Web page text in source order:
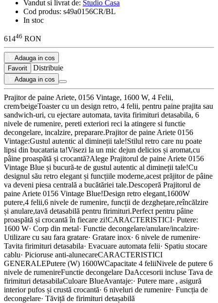
Vandut si livrat de: Studio Casa
Cod produs: s49a0156CR/BL
In stoc
61446 RON
Adauga in cos
Favorit
Distribuie
Adauga in cos
Prajitor de paine Ariete, 0156 Vintage, 1600 W, 4 Felii,
crem/beigeToaster cu un design retro, 4 felii, pentru paine prajita sau
sandwich-uri, cu ejectare automata, tavita firimituri detasabila, 6
nivele de rumenire, pereti exteriori reci la atingere si functie
decongelare, incalzire, preparare.Prajitor de paine Ariete 0156
Vintage:Gustul autentic al dimineții tale!Stilul retro care nu poate
lipsi din bucataria ta!Visezi la un mic dejun delicios și aromat,cu
pâine proaspătă și crocantă?Alege Prajitorul de paine Ariete 0156
Vintage Blue și bucură-te de gustul autentic al dimineții tale!Cu
designul său retro elegant și funcțiile moderne,acest prăjitor de pâine
va deveni piesa centrală a bucătăriei tale.Descoperă Prajitorul de
paine Ariete 0156 Vintage Blue!Design retro elegant,1600W
putere,4 felii,6 nivele de rumenire, funcții de dezghețare,reîncălzire
și anulare,tavă detasabilă pentru firimituri.Perfect pentru pâine
proaspătă și crocantă în fiecare zi!CARACTERISTICI· Putere:
1600 W· Corp din metal· Functie decongelare/anulare/incalzire·
Utilizare cu sau fara gratare· Gratare inox· 6 nivele de rumenire·
Tavita firimituri detasabila· Evacuare automata felii· Spatiu stocare
cablu· Picioruse anti-alunecareCARACTERISTICI
GENERALEPutere (W) 1600WCapacitate 4 feliiNivele de putere 6
nivele de rumenireFunctie decongelare DaAccesorii incluse Tava de
firimituri detasabilaCuloare BlueAvantaje:· Putere mare , asigură
interior pufos și crustă crocantă· 6 niveluri de rumenire· Funcția de
decongelare· Tăviță de firimituri detașabilă